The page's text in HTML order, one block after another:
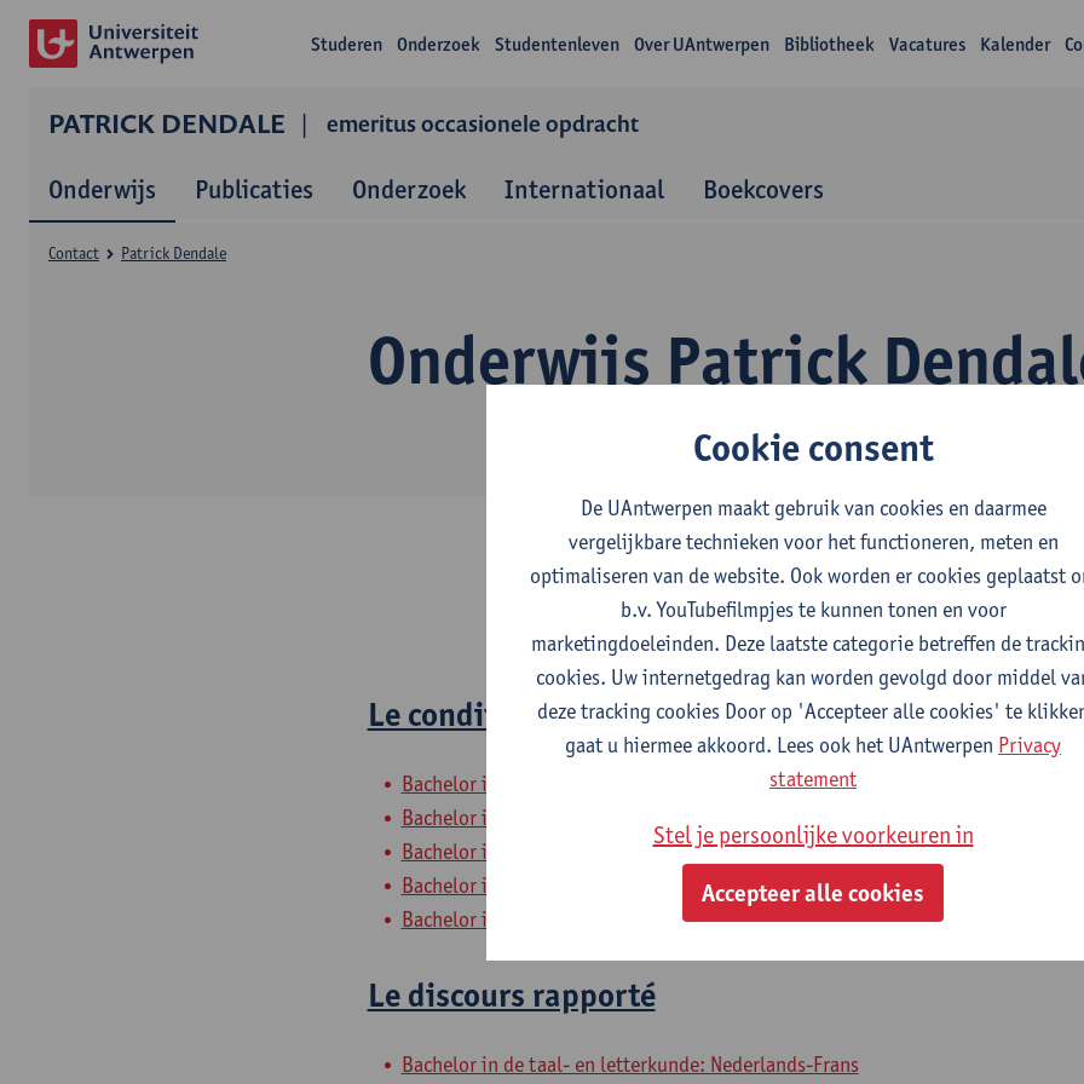
Studeren Onderzoek Studentenleven Over UAntwerpen Bibliotheek Vacatures Kalender
PATRICK DENDALE emeritus occasionele opdracht
Onderwijs Publicaties Onderzoek Internationaal Boekcovers
Onderwijs Patrick
Contact Patrick Dendale
2022-2023
Le conditionnel en français
Bachelor in de taal- en letterkunde: Nederlands-Frans
Bachelor in de taal- en letterkunde: Frans-Engels
Bachelor in de taal- en letterkunde: Frans-Duits
Bachelor in de taal- en letterkunde: Frans-Spaans
Bachelor in de taal- en letterkunde: Frans-TFL
Le discours rapporté
Bachelor in de taal- en letterkunde: Nederlands-Frans
Cookie consent
De UAntwerpen maakt gebruik van cookies en daarmee
vergelijkbare technieken voor het functioneren, meten en
optimaliseren van de website. Ook worden er cookies geplaatst
b.v. YouTubefilmpjes te kunnen tonen en voor
marketingdoeleinden. Deze laatste categorie betreffen de
cookies. Uw internetgedrag kan worden gevolgd door middel
deze tracking cookies Door op 'Accepteer alle cookies' te
gaat u hiermee akkoord. Lees ook het UAntwerpen Privacy
statement
Stel je persoonlijke voorkeuren in
Accepteer alle cookies